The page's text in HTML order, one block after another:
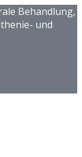
Behandlung,
und